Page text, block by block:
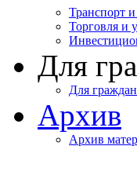
Транспорт и
Торговля и
Для
Для
Архив
Архив